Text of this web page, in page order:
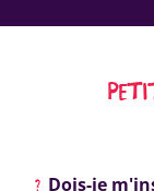
Dois-je